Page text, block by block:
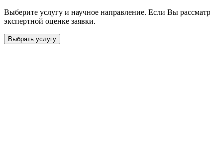
Выберите услугу и научное направление. Если Вы
экспертной оценке заявки.
Выбрать услугу